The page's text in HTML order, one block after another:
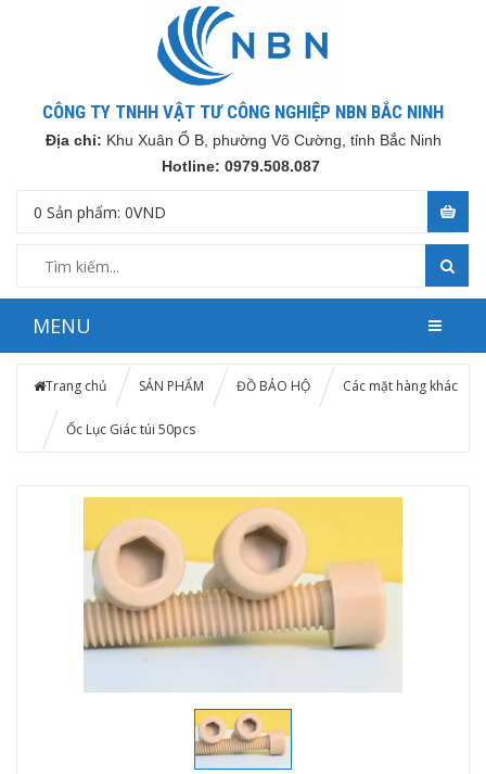
CÔNG TY TNHH VẬT TƯ CÔNG NGHIỆP NBN BẮC NINH
Địa chỉ: Khu Xuân Ổ B, phường Võ Cường, tỉnh Bắc Ninh
Hotline: 0979.508.087
0 Sản phẩm: 0VND
MENU
Trang chủ SẢN PHẨM ĐỒ BẢO HỘ Các mặt hàng khác
Ốc Lục Giác túi 50pcs